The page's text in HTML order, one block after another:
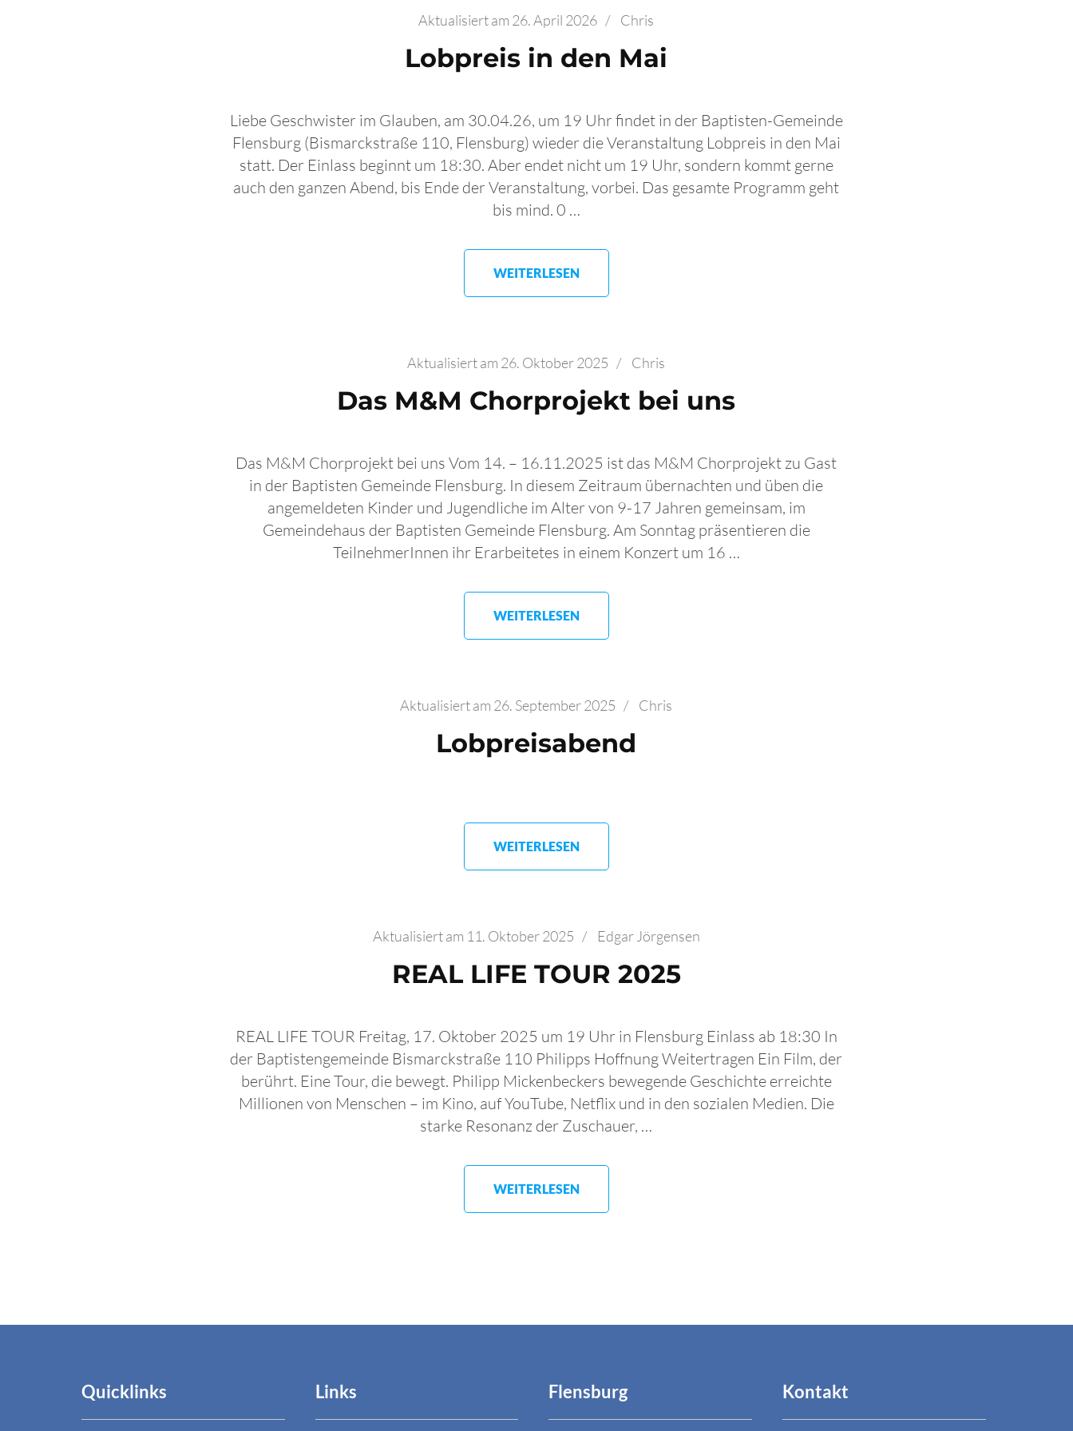
Aktualisiert am 26. April 2026 / Chris
Lobpreis in den Mai
Liebe Geschwister im Glauben, am 30.04.26, um 19 Uhr findet in der Baptisten-Gemeinde
Flensburg (Bismarckstraße 110, Flensburg) wieder die Veranstaltung Lobpreis in den Mai
statt. Der Einlass beginnt um 18:30. Aber endet nicht um 19 Uhr, sondern kommt gerne
auch den ganzen Abend, bis Ende der Veranstaltung, vorbei. Das gesamte Programm geht
bis mind. 0 …
WEITERLESEN
Aktualisiert am 26. Oktober 2025 / Chris
Das M&M Chorprojekt bei uns
Das M&M Chorprojekt bei uns Vom 14. – 16.11.2025 ist das M&M Chorprojekt zu Gast
in der Baptisten Gemeinde Flensburg. In diesem Zeitraum übernachten und üben die
angemeldeten Kinder und Jugendliche im Alter von 9-17 Jahren gemeinsam, im
Gemeindehaus der Baptisten Gemeinde Flensburg. Am Sonntag präsentieren die
TeilnehmerInnen ihr Erarbeitetes in einem Konzert um 16 …
WEITERLESEN
Aktualisiert am 26. September 2025 / Chris
Lobpreisabend
WEITERLESEN
Aktualisiert am 11. Oktober 2025 / Edgar Jörgensen
REAL LIFE TOUR 2025
REAL LIFE TOUR Freitag, 17. Oktober 2025 um 19 Uhr in Flensburg Einlass ab 18:30 In
der Baptistengemeinde Bismarckstraße 110 Philipps Hoffnung Weitertragen Ein Film, der
berührt. Eine Tour, die bewegt. Philipp Mickenbeckers bewegende Geschichte erreichte
Millionen von Menschen – im Kino, auf YouTube, Netflix und in den sozialen Medien. Die
starke Resonanz der Zuschauer, …
WEITERLESEN
Quicklinks Links Flensburg Kontakt